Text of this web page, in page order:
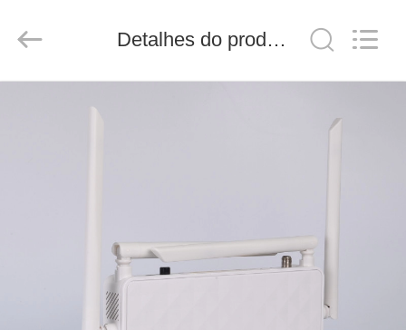
EXCURSÃO
Co.,
Reserved.
Detalhes do produto